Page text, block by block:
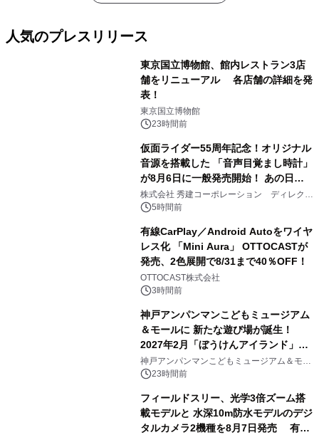
人気のプレスリリース
東京国立博物館、館内レストラン3店
舗をリニューアル 各店舗の詳細を発
表！
東京国立博物館
23時間前
仮面ライダー55周年記念！オリジナル
音源を搭載した 「音声目覚まし時計」
が8月6日に一般発売開始！ あの日の
大興奮が今甦る
株式会社 秀建コーポレーション ディレクト
アートギャラリー
5時間前
有線CarPlay／Android Autoをワイヤ
レス化 「Mini Aura」 OTTOCASTが
発売、2色展開で8/31まで40％OFF！
OTTOCAST株式会社
3時間前
神戸アンパンマンこどもミュージアム
＆モールに 新たな遊び場が誕生！
2027年2月「ぼうけんアイランド」が
オープン
神戸アンパンマンこどもミュージアム＆モー
ル 23時間前
フィールドスリー、光学3倍ズーム搭
載モデルと 水深10m防水モデルのデジ
タルカメラ2機種を8月7日発売 有効